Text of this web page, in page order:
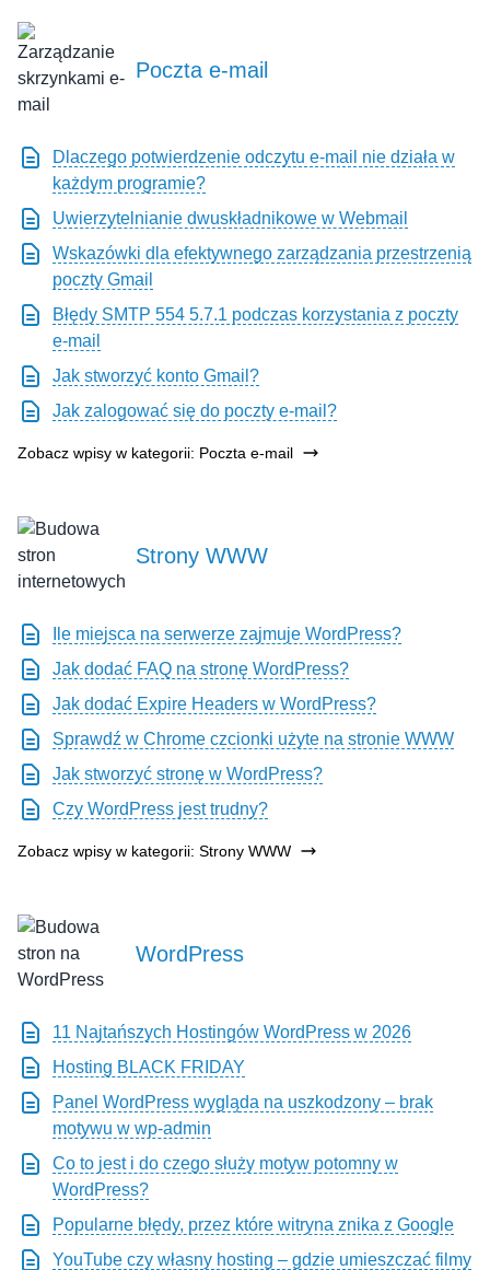
Poczta e-mail
Dlaczego potwierdzenie odczytu e-mail nie działa w
każdym programie?
Uwierzytelnianie dwuskładnikowe w Webmail
Wskazówki dla efektywnego zarządzania przestrzenią
poczty Gmail
Błędy SMTP 554 5.7.1 podczas korzystania z poczty
e-mail
Jak stworzyć konto Gmail?
Jak zalogować się do poczty e-mail?
Zobacz wpisy w kategorii: Poczta e-mail
Strony WWW
Ile miejsca na serwerze zajmuje WordPress?
Jak dodać FAQ na stronę WordPress?
Jak dodać Expire Headers w WordPress?
Sprawdź w Chrome czcionki użyte na stronie WWW
Jak stworzyć stronę w WordPress?
Czy WordPress jest trudny?
Zobacz wpisy w kategorii: Strony WWW
WordPress
11 Najtańszych Hostingów WordPress w 2026
Hosting BLACK FRIDAY
Panel WordPress wygląda na uszkodzony – brak
motywu w wp-admin
Co to jest i do czego służy motyw potomny w
WordPress?
Popularne błędy, przez które witryna znika z Google
YouTube czy własny hosting – gdzie umieszczać filmy